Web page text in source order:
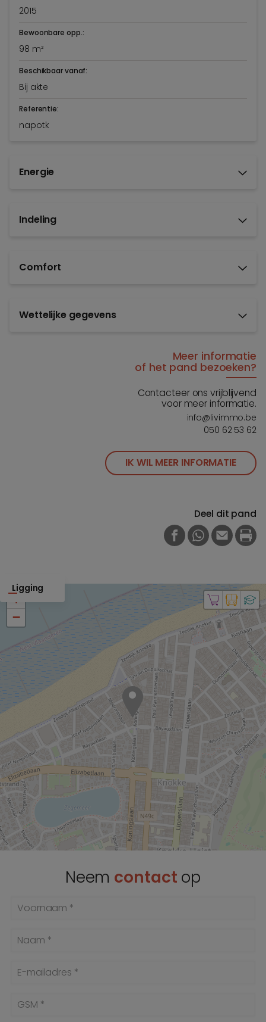
2015
Bewoonbare opp.:
98 m²
Beschikbaar vanaf:
Bij akte
Referentie:
napotk
Energie
Indeling
Comfort
Wettelijke gegevens
Meer informatie
of het pand bezoeken?
Contacteer ons vrijblijvend
voor meer informatie.
info@livimmo.be
050 62 53 62
IK WIL MEER INFORMATIE
Deel dit pand
FACEBOOK
WHATSAPP
E-MAIL
Ligging
+
−
Neem contact op
Voornaam *
Naam *
E-mailadres *
GSM *